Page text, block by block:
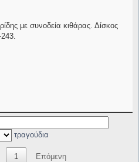
με συνοδεία κιθάρας. Δίσκος
τραγούδια
1 Επόμενη